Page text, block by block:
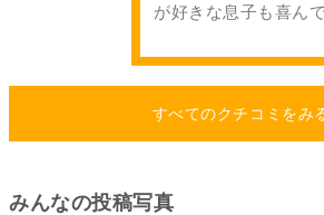
が好きな息子も喜ん
すべてのクチコミをみ
みんなの投稿写真